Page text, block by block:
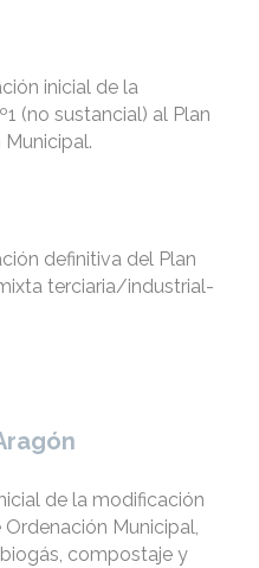
inicial de la
(no sustancial) al Plan
definitiva del Plan
terciaria/industrial-
de la modificación
Municipal,
compostaje y